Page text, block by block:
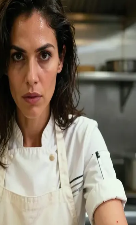
koki yang perfeksionis.
koki di sebuah restoran eksklusif di
anggota tim baru yang bergabung di
makan malam yang intens, di mana Sofia